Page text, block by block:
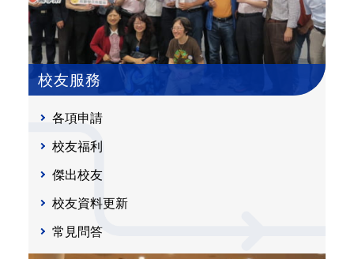
校友服務
各項申請
校友福利
傑出校友
校友資料更新
常見問答